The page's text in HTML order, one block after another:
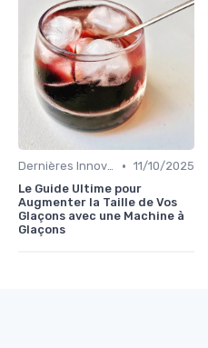
Dernières Innovations • 11/10/2025
Le Guide Ultime pour
Augmenter la Taille de Vos
Glaçons avec une Machine à
Glaçons